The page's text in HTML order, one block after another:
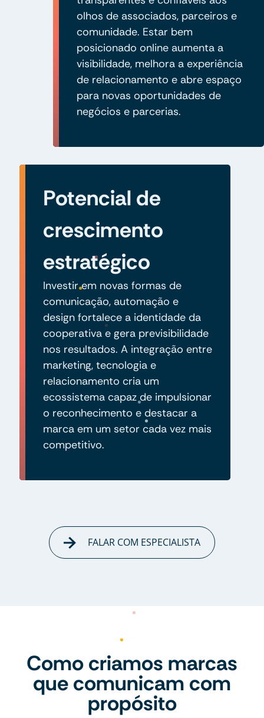
olhos de associados, parceiros e
comunidade. Estar bem
posicionado online aumenta a
visibilidade, melhora a experiência
de relacionamento e abre espaço
para novas oportunidades de
negócios e parcerias.
Potencial de
crescimento
estratégico
Investir em novas formas de
comunicação, automação e
design fortalece a identidade da
cooperativa e gera previsibilidade
nos resultados. A integração entre
marketing, tecnologia e
relacionamento cria um
ecossistema capaz de impulsionar
o reconhecimento e destacar a
marca em um setor cada vez mais
competitivo.
FALAR COM ESPECIALISTA
Como criamos marcas
que comunicam com
propósito